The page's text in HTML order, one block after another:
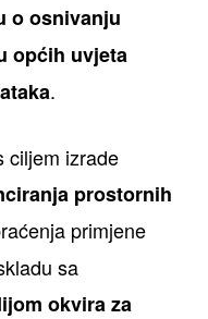
o osnivanju
općih uvjeta
.
ciljem izrade
prostornih
primjene
sa
okvira za